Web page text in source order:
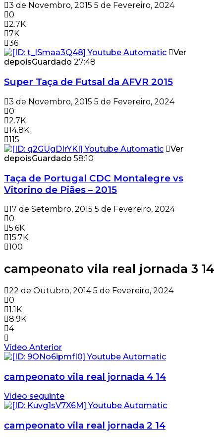
3 de Novembro, 2015 5 de Fevereiro, 2024
0
2.7K
7K
36
Ver
depoisGuardado 27:48
Super Taça de Futsal da AFVR 2015
3 de Novembro, 2015 5 de Fevereiro, 2024
0
2.7K
14.8K
115
Ver
depoisGuardado 58:10
Taça de Portugal CDC Montalegre vs
Vitorino de Piães – 2015
17 de Setembro, 2015 5 de Fevereiro, 2024
0
5.6K
15.7K
100
campeonato vila real jornada 3 14
22 de Outubro, 2014 5 de Fevereiro, 2024
0
1.1K
8.9K
4
Vídeo Anterior
campeonato vila real jornada 4 14
Vídeo seguinte
campeonato vila real jornada 2 14